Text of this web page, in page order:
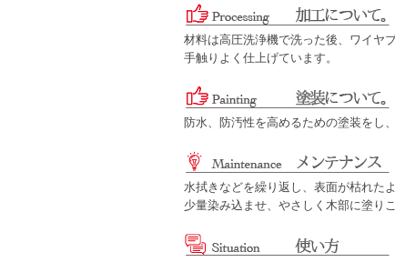
材料は高圧洗浄機で洗った後、ワイヤ
手触りよく仕上げています。
防水、防汚性を高めるための塗装をし
水拭きなどを繰り返し、表面が枯れた
少量染み込ませ、やさしく木部に塗り